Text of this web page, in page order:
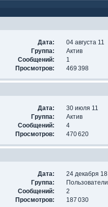
Дата:
04 августа 11
Группа:
Актив
Сообщений:
1
Просмотров:
469 398
Дата:
30 июля 11
Группа:
Актив
Сообщений:
4
Просмотров:
470 620
Дата:
24 декабря 18
Группа:
Пользователи
Сообщений:
2
Просмотров:
187 030